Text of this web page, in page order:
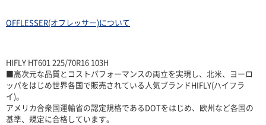
OFFLESSER(オフレッサー)について
HIFLY HT601 225/70R16 103H
■高次元な品質とコストパフォーマンスの両立を実現し、北米、ヨーロ
ッパをはじめ世界各国で販売されている人気ブランドHIFLY(ハイフラ
イ)。
アメリカ合衆国運輸省の認定規格であるDOTをはじめ、欧州など各国の
基準、規定に合格しています。